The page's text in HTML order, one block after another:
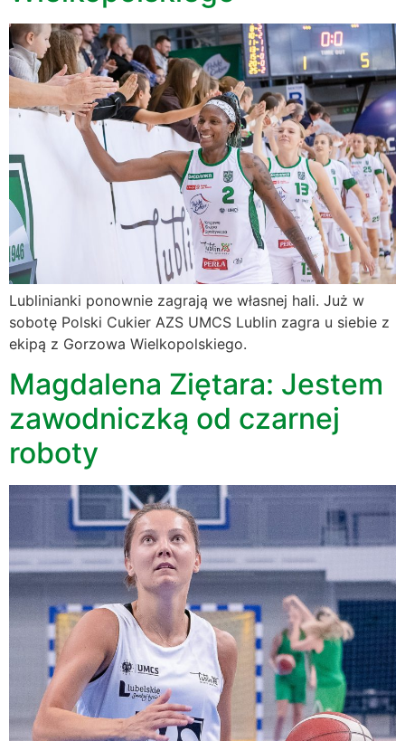
Lublinianki ponownie zagrają we własnej hali. Już w
sobotę Polski Cukier AZS UMCS Lublin zagra u siebie z
ekipą z Gorzowa Wielkopolskiego.
Magdalena Ziętara: Jestem
zawodniczką od czarnej
roboty